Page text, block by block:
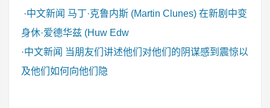
·中文新闻 马丁·克鲁内斯 (Martin Clunes) 在新剧中变
身休·爱德华兹 (Huw Edw
·中文新闻 当朋友们讲述他们对他们的阴谋感到震惊以
及他们如何向他们隐